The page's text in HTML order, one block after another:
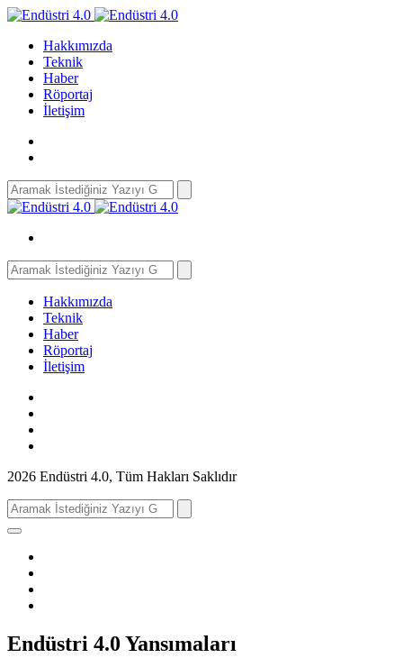
Hakkımızda
Teknik
Haber
Röportaj
İletişim
Search
for:
Search
for:
Hakkımızda
Teknik
Haber
Röportaj
İletişim
2026 Endüstri 4.0, Tüm Hakları Saklıdır
Search
for:
Endüstri 4.0 Yansımaları